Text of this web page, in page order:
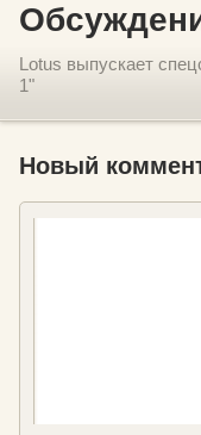
Lotus выпускает
1"
Новый